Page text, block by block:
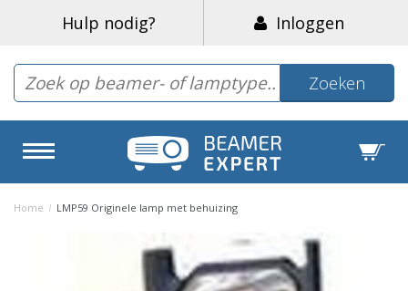
Hulp nodig? Inloggen
Zoeken
Home / LMP59 Originele lamp met behuizing